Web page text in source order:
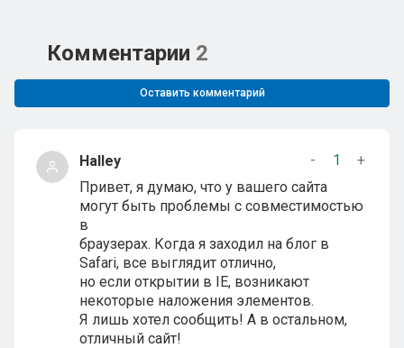
Комментарии 2
Оставить комментарий
Halley - 1
+
Привет, я думаю, что у вашего сайта
могут быть проблемы с совместимостью
в
браузерах. Когда я заходил на блог в
Safari, все выглядит отлично,
но если открытии в IE, возникают
некоторые наложения элементов.
Я лишь хотел сообщить! А в остальном,
отличный сайт!